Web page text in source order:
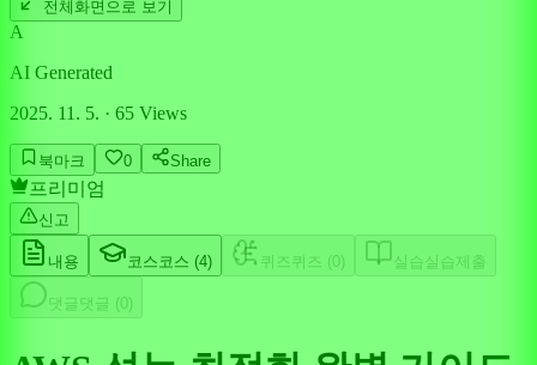
전체화면으로 보기
A
AI Generated
2025. 11. 5. · 65 Views
북마크 0 Share
프리미엄
신고
내용 코스 코스 (4) 퀴즈 퀴즈 (0 ) 실습실습제출
댓글 댓글 (0 )